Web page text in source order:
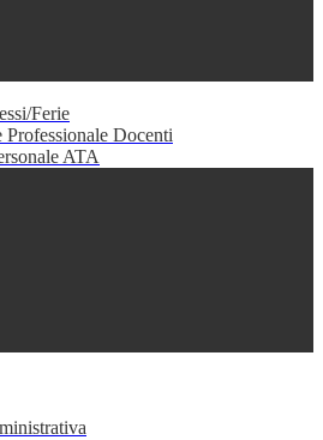
Ferie
Professionale Docenti
ATA